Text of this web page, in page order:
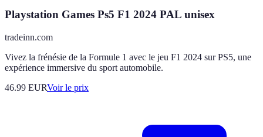
Playstation Games Ps5 F1 2024 PAL unisex
tradeinn.com
Vivez la frénésie de la Formule 1 avec le jeu F1 2024 sur PS5, une
expérience immersive du sport automobile.
46.99 EURVoir le prix